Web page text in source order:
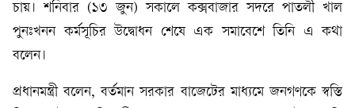
চায়। শনিবার (১৩ জুন) সকালে কক্সবাজার সদরে পাতলী খাল
পুনঃখনন কর্মসূচির উদ্বোধন শেষে এক সমাবেশে তিনি এ কথা
বলেন।
প্রধানমন্ত্রী বলেন, বর্তমান সরকার বাজেটের মাধ্যমে জনগণকে স্বস্তি